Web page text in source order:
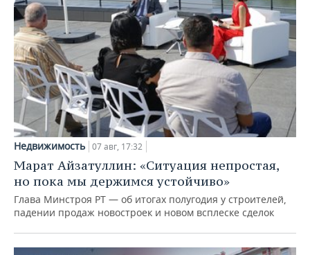
Недвижимость 07 авг, 17:32
Марат Айзатуллин: «Ситуация непростая,
но пока мы держимся устойчиво»
Глава Минстроя РТ — об итогах полугодия у строителей,
падении продаж новостроек и новом всплеске сделок